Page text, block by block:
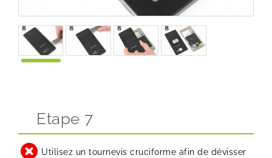
Etape 7
Utilisez un tournevis cruciforme afin de dévisser